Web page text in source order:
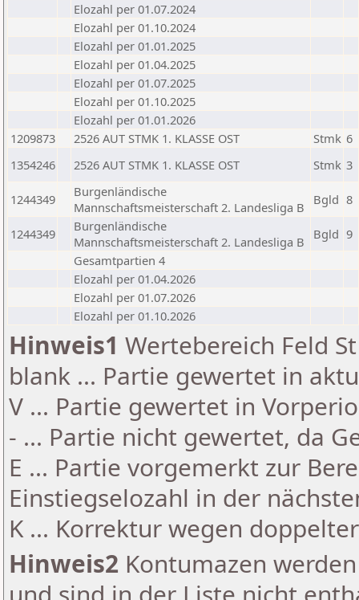
Elozahl per 01.07.2024
Elozahl per 01.10.2024
Elozahl per 01.01.2025
Elozahl per 01.04.2025
Elozahl per 01.07.2025
Elozahl per 01.10.2025
Elozahl per 01.01.2026
1209873
2526 AUT STMK 1. KLASSE OST Stmk 6
1354246
2526 AUT STMK 1. KLASSE OST Stmk 3
1244349
Burgenländische
Mannschaftsmeisterschaft 2. Landesliga B
Bgld 8
1244349
Burgenländische
Mannschaftsmeisterschaft 2. Landesliga B
Bgld 9
Gesamtpartien 4
Elozahl per 01.04.2026
Elozahl per 01.07.2026
Elozahl per 01.10.2026
Hinweis1 Wertebereich Feld
blank ... Partie gewertet in
V ... Partie gewertet in
- ... Partie nicht gewertet, da
E ... Partie vorgemerkt zur
Einstiegselozahl in der
K ... Korrektur wegen
Hinweis2 Kontumazen